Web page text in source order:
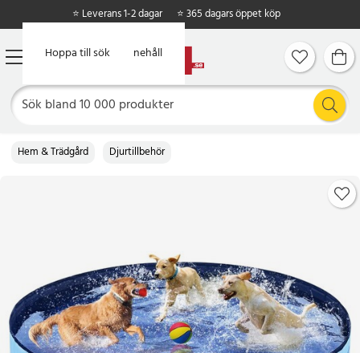
Hoppa till huvudinnehåll
Hoppa till sök
⭐ Leverans 1-2 dagar ⭐ 365 dagars öppet köp
Hem & Trädgård Djurtillbehör